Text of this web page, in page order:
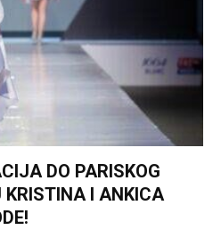
DO PARISKOG
KRISTINA I ANKICA